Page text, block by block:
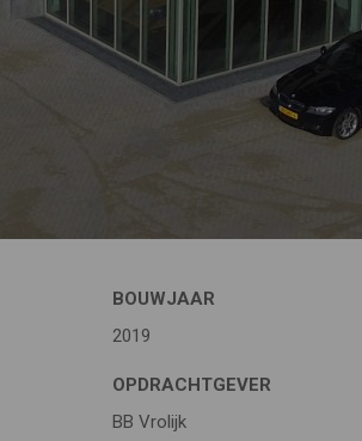
BOUWJAAR
2019
OPDRACHTGEVER
BB Vrolijk